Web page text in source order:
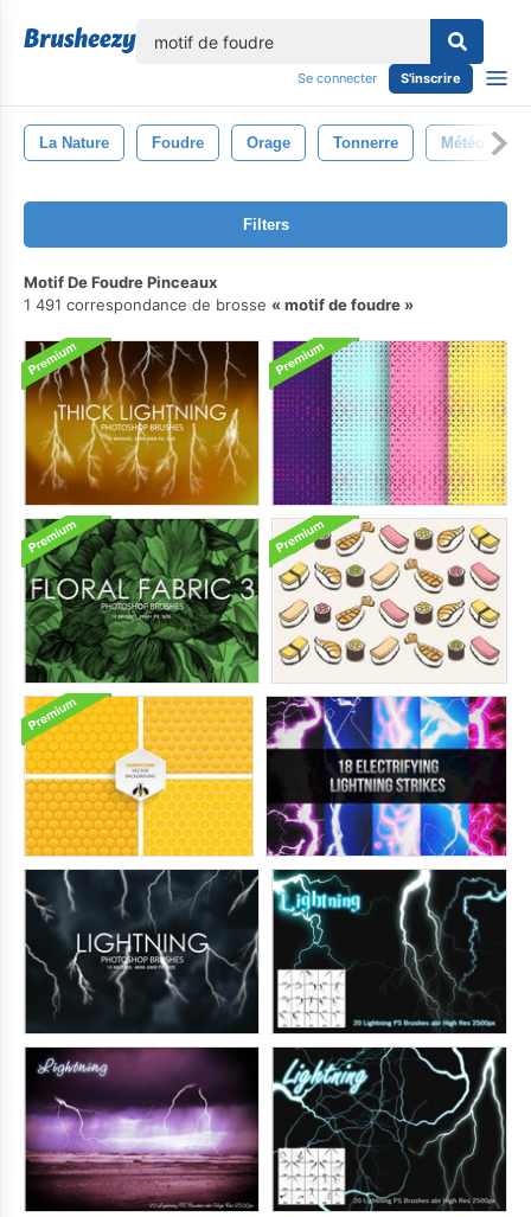
Se connecter S'inscrire
La Nature Foudre Orage Tonnerre Météo
Filters
Motif De Foudre Pinceaux
1 491 correspondance de brosse
motif de foudre